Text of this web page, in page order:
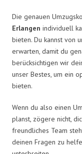
Die genauen
Erlangen individuell
bieten. Du kannst von
erwarten, damit du
berücksichtigen wir
unser Bestes, um ein
bieten.
Wenn du also einen
planst, zögere nicht,
freundliches Team
deinen Fragen zu